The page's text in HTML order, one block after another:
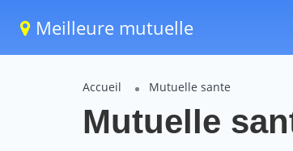
Meilleure mutuelle
Accueil Mutuelle sante
Mutuelle